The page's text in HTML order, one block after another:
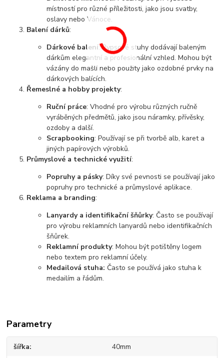
místností pro různé příležitosti, jako jsou svatby,
oslavy nebo Vánoce.
Balení dárků:
Dárkové balení: Rypsové stuhy dodávají baleným
dárkům elegantní a profesionální vzhled. Mohou být
vázány do mašlí nebo použity jako ozdobné prvky na
dárkových balících.
Řemeslné a hobby projekty:
Ruční práce: Vhodné pro výrobu různých ručně
vyráběných předmětů, jako jsou náramky, přívěsky,
ozdoby a další.
Scrapbooking: Používají se při tvorbě alb, karet a
jiných papírových výrobků.
Průmyslové a technické využití:
Popruhy a pásky: Díky své pevnosti se používají jako
popruhy pro technické a průmyslové aplikace.
Reklama a branding:
Lanyardy a identifikační šňůrky: Často se používají
pro výrobu reklamních lanyardů nebo identifikačních
šňůrek.
Reklamní produkty: Mohou být potištěny logem
nebo textem pro reklamní účely.
Medailová stuha: Často se používá jako stuha k
medailím a řádům.
Parametry
šířka 40mm